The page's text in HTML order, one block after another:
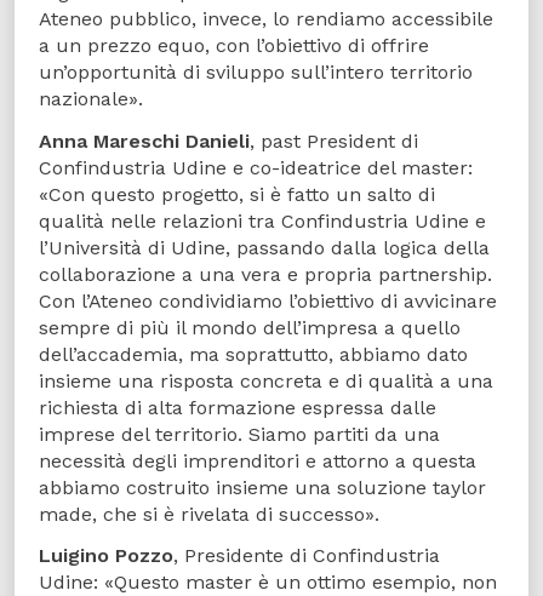
Ateneo pubblico, invece, lo rendiamo accessibile
a un prezzo equo, con l’obiettivo di offrire
un’opportunità di sviluppo sull’intero territorio
nazionale».
Anna Mareschi Danieli, past President di
Confindustria Udine e co-ideatrice del master:
«Con questo progetto, si è fatto un salto di
qualità nelle relazioni tra Confindustria Udine e
l’Università di Udine, passando dalla logica della
collaborazione a una vera e propria partnership.
Con l’Ateneo condividiamo l’obiettivo di avvicinare
sempre di più il mondo dell’impresa a quello
dell’accademia, ma soprattutto, abbiamo dato
insieme una risposta concreta e di qualità a una
richiesta di alta formazione espressa dalle
imprese del territorio. Siamo partiti da una
necessità degli imprenditori e attorno a questa
abbiamo costruito insieme una soluzione taylor
made, che si è rivelata di successo».
Luigino Pozzo, Presidente di Confindustria
Udine: «Questo master è un ottimo esempio, non